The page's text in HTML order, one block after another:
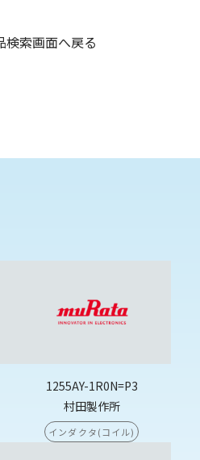
検索画面へ戻る
1255AY-1R0N=P3
村田製作所
インダクタ(コイル)